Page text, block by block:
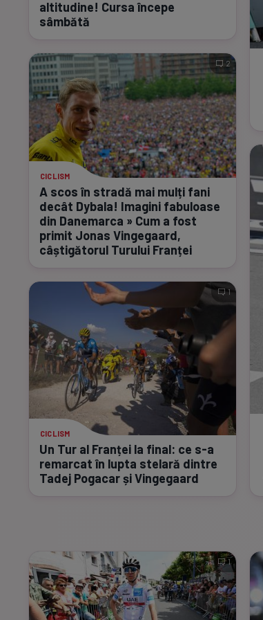
altitudine! Cursa începe
sâmbătă
CICLISM
A scos în stradă mai mulți fani
decât Dybala! Imagini fabuloase
din Danemarca » Cum a fost
primit Jonas Vingegaard,
câștigătorul Turului Franței
2
CICLISM
Un Tur al Franței la final: ce s-a
remarcat în lupta stelară dintre
Tadej Pogacar și Vingegaard
1
1